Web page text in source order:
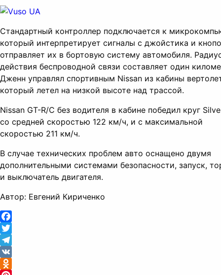
Стандартный контроллер подключается к
который интерпретирует сигналы с джойстика и
отправляет их в бортовую систему автомобиля.
действия беспроводной связи составляет один
Дженн управлял спортивным Nissan из кабины
который летел на низкой высоте над трассой.
Nissan GT-R/C без водителя в кабине победил круг
со средней скоростью 122 км/ч, и с максимальной
скоростью 211 км/ч.
В случае технических проблем авто оснащено двумя
дополнительными системами безопасности, запуск,
и выключатель двигателя.
Автор: Евгений Кириченко
Facebook
Twitter
Telegram
VK